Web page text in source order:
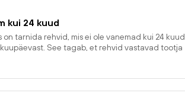
kui 24 kuud
on tarnida rehvid, mis ei ole vanemad kui 24 kuud
See tagab, et rehvid vastavad tootja